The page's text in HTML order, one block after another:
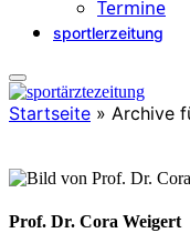
Termine
sportlerzeitung
Startseite » Archive
Prof. Dr. Cora Weigert